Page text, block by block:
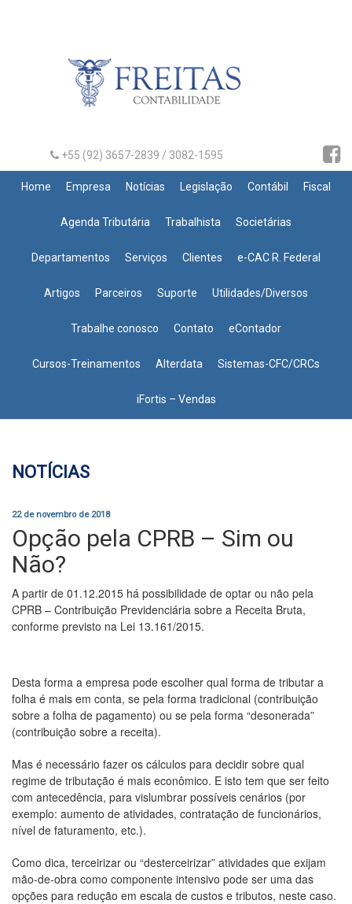
+55 (92) 3657-2839 / 3082-1595
Home Empresa Notícias Legislação Contábil Fiscal
Agenda Tributária Trabalhista Societárias
Departamentos Serviços Clientes e-CAC R. Federal
Artigos Parceiros Suporte Utilidades/Diversos
Trabalhe conosco Contato eContador
Cursos-Treinamentos Alterdata Sistemas-CFC/CRCs
iFortis – Vendas
NOTÍCIAS
22 de novembro de 2018
Opção pela CPRB – Sim ou
Não?
A partir de 01.12.2015 há possibilidade de optar ou não pela
CPRB – Contribuição Previdenciária sobre a Receita Bruta,
conforme previsto na Lei 13.161/2015.
Desta forma a empresa pode escolher qual forma de tributar a
folha é mais em conta, se pela forma tradicional (contribuição
sobre a folha de pagamento) ou se pela forma “desonerada”
(contribuição sobre a receita).
Mas é necessário fazer os cálculos para decidir sobre qual
regime de tributação é mais econômico. E isto tem que ser feito
com antecedência, para vislumbrar possíveis cenários (por
exemplo: aumento de atividades, contratação de funcionários,
nível de faturamento, etc.).
Como dica, terceirizar ou “desterceirizar” atividades que exijam
mão-de-obra como componente intensivo pode ser uma das
opções para redução em escala de custos e tributos, neste caso.